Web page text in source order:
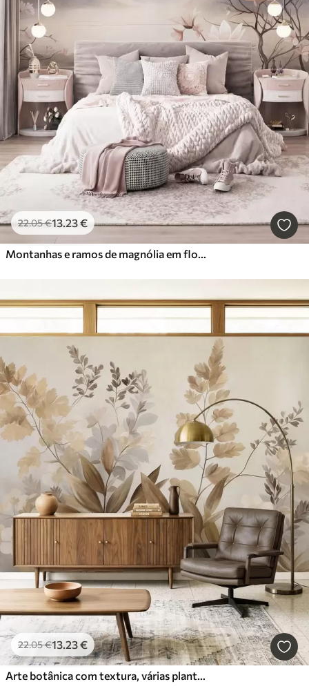
22.05€13.23€
22.05€13 .23€